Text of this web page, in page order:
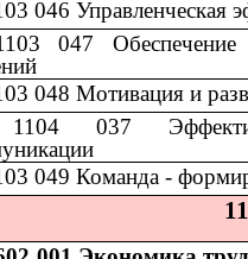
046 ​​Управленческая
047
048 ​​Мотивация и
037
049 ​​Команда -